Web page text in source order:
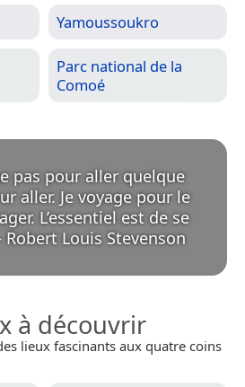
Yamoussoukro
Parc national de la
Comoé
pas pour aller quelque
aller. Je voyage pour le
L’essentiel est de se
Robert Louis Stevenson
à découvrir
lieux fascinants aux quatre coins